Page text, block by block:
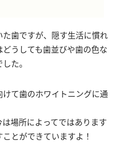
歯ですが、隠す生活に慣れ
うしても歯並びや歯の色な
た。
て歯のホワイトニングに通
場所によってではあります
とができていますよ！